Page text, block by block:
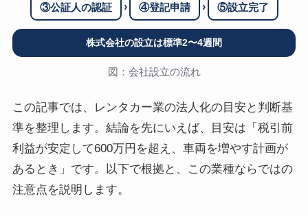
③公証人の認証 › ④登記申請 › ⑤設立完了
株式会社の設立は標準2〜4週間
図：会社設立の流れ
この記事では、レンタカー業の法人化の目安と判断基
準を整理します。結論を先にいえば、目安は「税引前
利益が安定して600万円を超え、車両を増やす計画が
あるとき」です。以下で根拠と、この業種ならではの
注意点を説明します。